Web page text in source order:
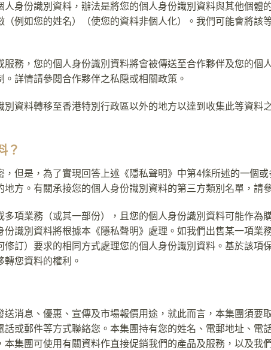
身份識別資料，辦法是將您的個人身份識別資料與其他個體
例如您的姓名）（使您的資料非個人化）。我們可能會將該
務，您的個人身份識別資料將會被傳送至合作夥伴及您的個
詳情請參閱合作夥伴之私隠或相關政策。
資料轉移至香港特別行政區以外的地方以達到收集此等資料
？
但是，為了實現回答上述《隱私聲明》中第4條所述的一個
方。有關承接您的個人身份識別資料的第三方類別名單，請
項業務（或其一部份），且您的個人身份識別資料可能作為
識別資料將根據本《隱私聲明》處理。如我們出售某一項業
訂）要求的相同方式處理您的個人身份識別資料。基於該項
您資料的權利。
消息、優惠、宣傳及市場報價用途，就此而言，本集團須要
或郵件等方式聯絡您。本集團持有您的姓名、電郵地址、電
集團可使用有關資料作直接促銷我們的產品及服務，以及我